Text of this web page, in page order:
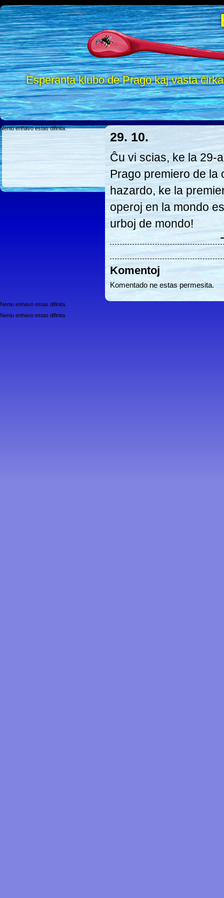
Esperanta klubo de Prago kaj vasta
Neniu enhavo estas difinita.
29. 10.
Ĉu vi scias, ke la 29-
Prago premiero de la
hazardo, ke la
operoj en la mondo
urboj de mondo!
Komentoj
Komentado ne estas permesita.
Neniu enhavo estas difinita.
Neniu enhavo estas difinita.